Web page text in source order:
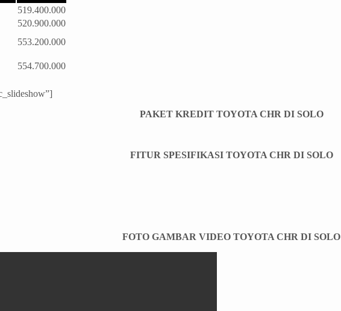
519.400.000
520.900.000
553.200.000
554.700.000
PAKET KREDIT TOYOTA CHR DI SOLO
FITUR SPESIFIKASI TOYOTA CHR DI SOLO
FOTO GAMBAR VIDEO TOYOTA CHR DI SOLO